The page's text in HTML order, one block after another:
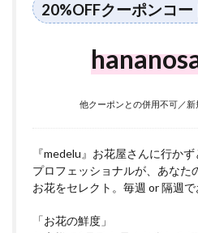
20%OFFクーポンコー
他クーポンとの併用不可／
『medelu』お花屋さんに行か
プロフェッショナルが、あなた
お花をセレクト。毎週 or 隔週で
「お花の鮮度」